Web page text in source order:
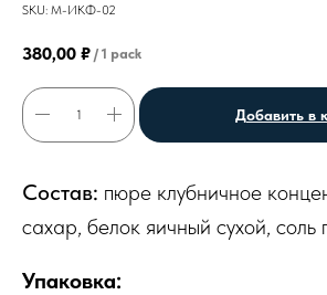
SKU: М-ИКФ-02
380,00 ₽ / 1 pack
Добавить в
Состав: пюре клубничное
сахар, белок яичный сухой, соль
Упаковка: